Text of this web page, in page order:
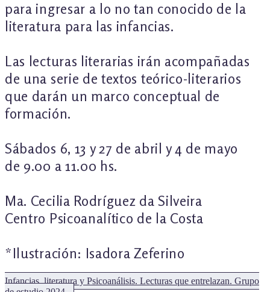
para ingresar a lo no tan conocido de la
literatura para las infancias.
Las lecturas literarias irán acompañadas
de una serie de textos teórico-literarios
que darán un marco conceptual de
formación.
Sábados 6, 13 y 27 de abril y 4 de mayo
de 9.00 a 11.00 hs.
Ma. Cecilia Rodríguez da Silveira
Centro Psicoanalítico de la Costa
*Ilustración: Isadora Zeferino
Infancias, literatura y Psicoanálisis. Lecturas que entrelazan. Grupo